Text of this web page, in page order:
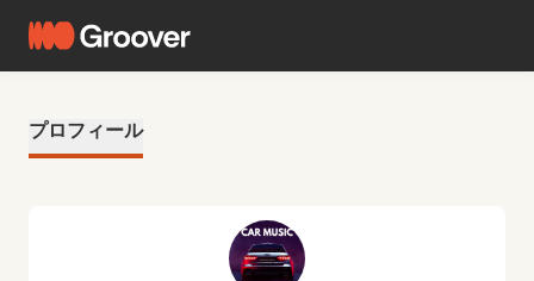
プロフィール